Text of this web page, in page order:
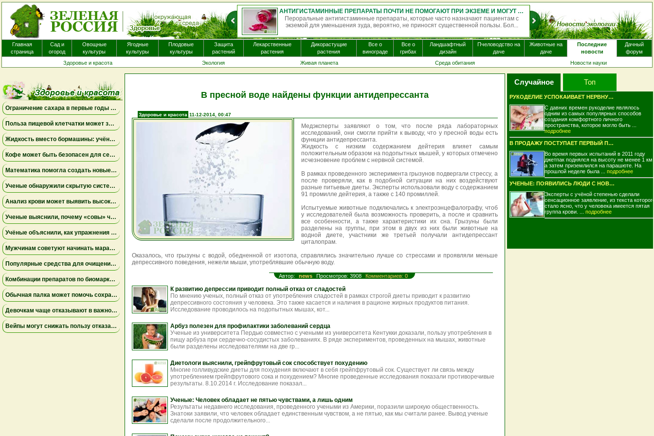
АНТИГИСТАМИННЫЕ ПРЕПАРАТЫ ПОЧТИ НЕ ПОМОГАЮТ ПРИ ЭКЗЕМЕ И МОГУТ ВЫЗЫВАТЬ ПОБОЧНЫЕ ЭФФЕКТЫ
Пероральные антигистаминные препараты, которые часто назначают пациентам с
экземой для уменьшения зуда, вероятно, не приносят существенной пользы. Бол...
Однократная доза псилоцибина — психоактивного вещества, содержащегося в
некоторых видах галлюциногенных грибов, — может вызывать изменения в работе
Главная
страница
Сад и
огород
Овощные
культуры
Ягодные
культуры
Плодовые
культуры
Защита
растений
Лекарственные
растения
Дикорастущие
растения
Все о
винограде
Все о
грибах
Ландшафтный
дизайн
Пчеловодство на
даче
Животные на
даче
Последние
новости
Дачный
форум
Здоровье и красота
Экология Живая планета Среда обитания Новости науки
Ограничение сахара в первые годы жизни может снизить риск болезни Альцгеймера
Польза пищевой клетчатки может зависеть от конкретных бактерий в кишечнике
Жидкость вместо бормашины: учёные подтвердили эффективность нового метода лечения детского кариеса
Кофе может быть безопасен для сердца, а энергетики — повышать риск аритмии
Математика помогла создать новые биомаркеры для прогнозирования рака молочной железы
Ученые обнаружили скрытую систему очистки в задней части глаза
Анализ крови может выявить высокий риск болезни Альцгеймера за десять лет до появления симптомов
Ученые выяснили, почему «совы» чаще набирают жир в области живота
Учёные объяснили, как упражнения замедляют старение мышц
Мужчинам советуют начинать марафон медленнее
Популярные средства для очищения слизи не помогли пациентам на ИВЛ и могут повышать риск осложнений
Комбинации препаратов по биомаркерам помогли уменьшить устойчивую к лечению меланому
Обычная палка может помочь сохранить равновесие
Девочкам чаще отказывают в важной защите после рождения
Вейпы могут снижать пользу отказа от сигарет
В пресной воде найдены функции антидепрессанта
Здоровье и красота 11-12-2014, 00:47
Медэксперты заявляют о том, что после ряда лабораторных
исследований, они смогли прийти к выводу, что у пресной воды есть
функции антидепрессанта.
Жидкость с низким содержанием дейтерия влияет самым
положительным образом на подопытных мышей, у которых отмечено
исчезновение проблем с нервной системой.
В рамках проведенного эксперимента грызунов подвергали стрессу, а
после проверяли, как в подобной ситуации на них воздействуют
разные питьевые диеты. Эксперты использовали воду с содержанием
91 промилле дейтерия, а также с 140 промиллей.
Испытуемые животные подключались к электроэнцефалографу, чтоб
у исследователей была возможность проверить, а после и сравнить
все особенности, а также характеристики их сна. Грызуны были
разделены на группы, при этом в двух из них были животные на
водной диете, участники же третьей получали антидепрессант
циталопрам.
Оказалось, что грызуны с водой, обедненной от изотопа, справлялись значительно лучше со стрессами и проявляли меньше
депрессивного поведения, нежели мыши, употреблявшие обычную воду.
Автор: news Просмотров: 3908 Комментариев: 0
К развитию депрессии приводит полный отказ от сладостей
По мнению ученых, полный отказ от употребления сладостей в рамках строгой диеты приводит к развитию
депрессивного состояния у человека. Это также касается и наличия в рационе жирных продуктов питания.
Исследование проводилось на подопытных мышах, кот...
Арбуз полезен для профилактики заболеваний сердца
Ученые из университета Пердью совместно с учеными из университета Кентукки доказали, пользу употребления в
пищу арбуза при сердечно-сосудистых заболеваниях. В ряде экспериментов, проведенных на мышах, животные
были разделены исследователями на две гр...
Диетологи выяснили, грейпфрутовый сок способствует похудению
Многие голливудские диеты для похудения включают в себя грейпфрутовый сок. Существует ли связь между
употреблением грейпфрутового сока и похудением? Многие проведенные исследования показали противоречивые
результаты. 8.10.2014 г. Исследование показал...
Ученые: Человек обладает не пятью чувствами, а лишь одним
Результаты недавнего исследования, проведенного учеными из Америки, поразили широкую общественность.
Знатоки заявили, что человек обладает единственным чувством, а не пятью, как мы считали ранее. Вывод ученые
сделали после продолжительного...
Случайное Топ
РУКОДЕЛИЕ УСПОКАИВАЕТ НЕРВНУЮ СИСТЕМУ..
С давних времен рукоделие являлось
одним из самых популярных способов
создания комфортного личного
пространства, которое могло быть ...
подробнее
В ПРОДАЖУ ПОСТУПАЕТ ПЕРВЫЙ ПОТРЕБИТЕЛЬСК..
Во время первых испытаний в 2011 году
джетпак поднялся на высоту не менее 1 км,
а затем приземлился на парашюте. На
прошлой неделе была ...
подробнее
УЧЕНЫЕ: ПОЯВИЛИСЬ ЛЮДИ С НОВОЙ ГРУППОЙ К..
Эксперты с учёной степенью сделали
сенсационное заявление, из текста
стало ясно, что у человека имеется пятая
группа крови. ...
подробнее